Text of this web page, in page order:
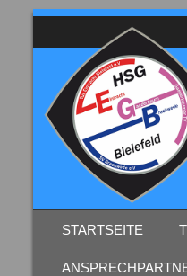
MENU
SKIP TO CONTENT
STARTSEITE